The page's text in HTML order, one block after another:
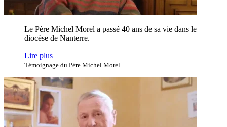
Le Père Michel Morel a passé 40 ans de sa vie dans le
diocèse de Nanterre.
Lire plus
Témoignage du Père Michel Morel